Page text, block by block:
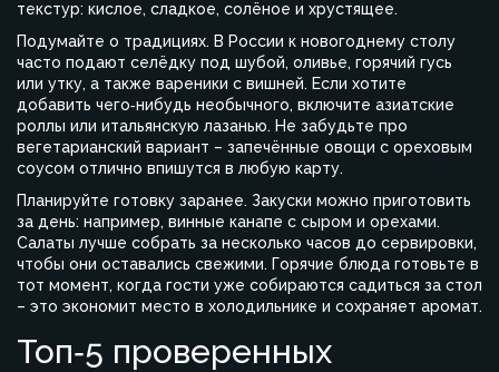
текстур: кислое, сладкое, солёное и хрустящее.
Подумайте о традициях. В России к новогоднему столу
часто подают селёдку под шубой, оливье, горячий гусь
или утку, а также вареники с вишней. Если хотите
добавить чего‑нибудь необычного, включите азиатские
роллы или итальянскую лазанью. Не забудьте про
вегетарианский вариант – запечённые овощи с ореховым
соусом отлично впишутся в любую карту.
Планируйте готовку заранее. Закуски можно приготовить
за день: например, винные канапе с сыром и орехами.
Салаты лучше собрать за несколько часов до сервировки,
чтобы они оставались свежими. Горячие блюда готовьте в
тот момент, когда гости уже собираются садиться за стол
– это экономит место в холодильнике и сохраняет аромат.
Топ‑5 проверенных